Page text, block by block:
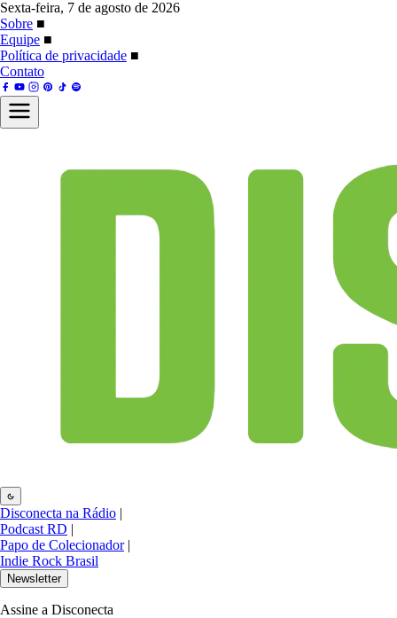
Sexta-feira, 7 de agosto de 2026
Sobre ■
Equipe ■
Política de privacidade ■
Contato
Disconecta na Rádio |
Podcast RD |
Papo de Colecionador |
Indie Rock Brasil
Newsletter
Assine a Disconecta